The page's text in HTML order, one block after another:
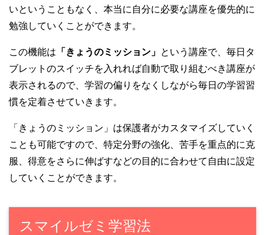
いということもなく、本当に自分に必要な講座を優先的に
勉強していくことができます。
この機能は 「きょうのミッション」 という講座で、毎日タ
ブレットのスイッチを入れれば自動で取り組むべき講座が
表示されるので、学習の偏りをなくしながら毎日の学習習
慣を定着させていきます。
「きょうのミッション」は保護者がカスタマイズしていく
ことも可能ですので、特定分野の強化、苦手を重点的に克
服、得意をさらに伸ばすなどの目的に合わせて自由に設定
していくことができます。
スマイルゼミ学習法